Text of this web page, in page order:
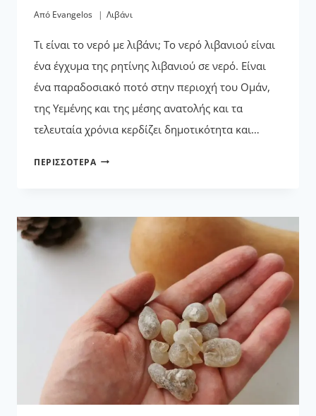
Από Evangelos Λιβάνι
Τι είναι το νερό με λιβάνι; Το νερό λιβανιού είναι
ένα έγχυμα της ρητίνης λιβανιού σε νερό. Είναι
ένα παραδοσιακό ποτό στην περιοχή του Ομάν,
της Υεμένης και της μέσης ανατολής και τα
τελευταία χρόνια κερδίζει δημοτικότητα και…
ΠΕΡΙΣΣΌΤΕΡΑ ΠΩΣ